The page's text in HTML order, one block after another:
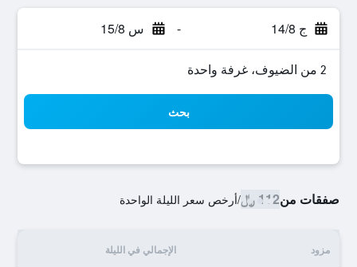
ج 14/8 - س 15/8
2 من الضيوف، غرفة واحدة
بحث
صفقات من112 ﷼ /أرخص سعر الليلة الواحدة
مزود الإجمالي في الليلة